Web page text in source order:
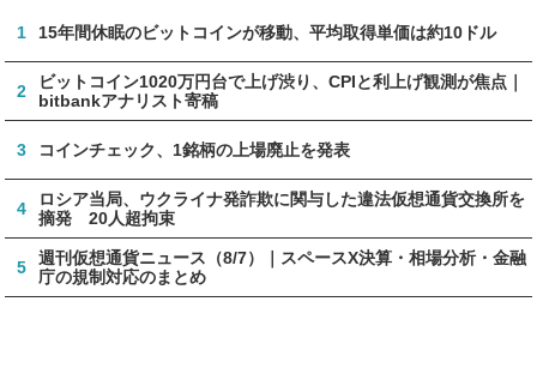
1 15年間休眠のビットコインが移動、平均取得単価は約10ドル
2
ビットコイン1020万円台で上げ渋り、CPIと利上げ観測が焦点｜
bitbankアナリスト寄稿
3 コインチェック、1銘柄の上場廃止を発表
4
ロシア当局、ウクライナ発詐欺に関与した違法仮想通貨交換所を
摘発 20人超拘束
5
週刊仮想通貨ニュース（8/7）｜スペースX決算・相場分析・金融
庁の規制対応のまとめ